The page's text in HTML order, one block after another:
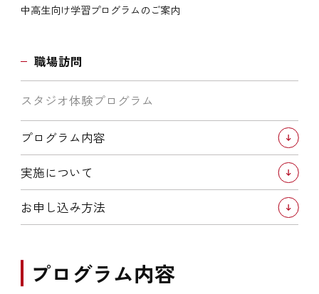
中高生向け学習プログラムのご案内
職場訪問
スタジオ体験プログラム
プログラム内容
実施について
お申し込み方法
プログラム内容